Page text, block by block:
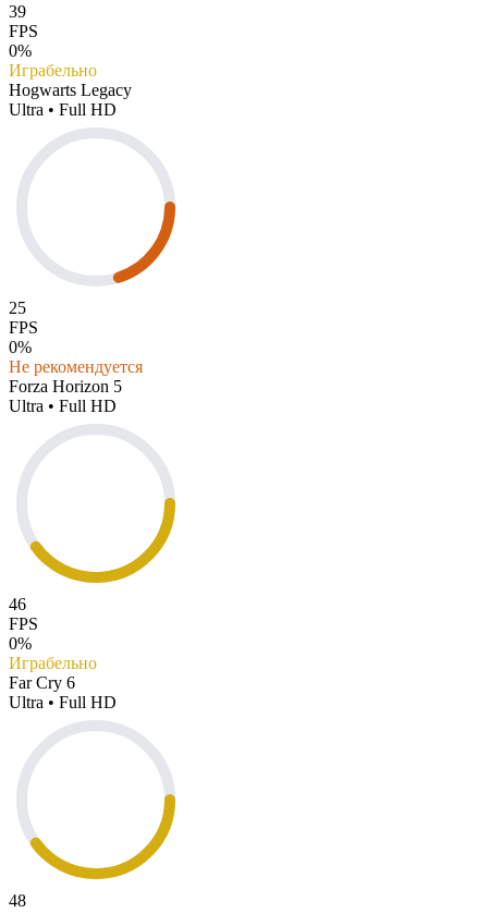
39
FPS
0%
Играбельно
Hogwarts Legacy
Ultra • Full HD
25
FPS
0%
Не рекомендуется
Forza Horizon 5
Ultra • Full HD
46
FPS
0%
Играбельно
Far Cry 6
Ultra • Full HD
48